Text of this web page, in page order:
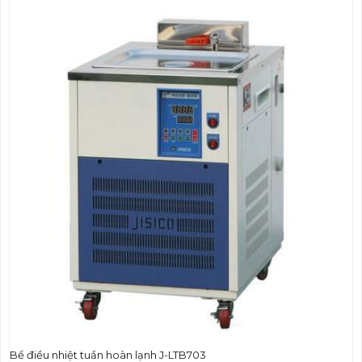
Bể điều nhiệt tuần hoàn lạnh J-LTB703